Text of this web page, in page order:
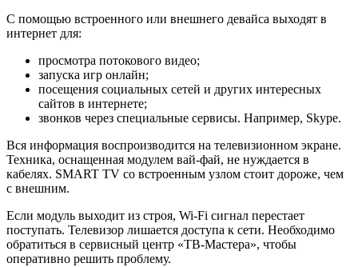
С помощью встроенного или внешнего девайса выходят в
интернет для:
просмотра потокового видео;
запуска игр онлайн;
посещения социальных сетей и других интересных
сайтов в интернете;
звонков через специальные сервисы. Например, Skype.
Вся информация воспроизводится на телевизионном экране.
Техника, оснащенная модулем вай-фай, не нуждается в
кабелях. SMART TV со встроенным узлом стоит дороже, чем
с внешним.
Если модуль выходит из строя, Wi-Fi сигнал перестает
поступать. Телевизор лишается доступа к сети. Необходимо
обратиться в сервисный центр «ТВ-Мастера», чтобы
оперативно решить проблему.